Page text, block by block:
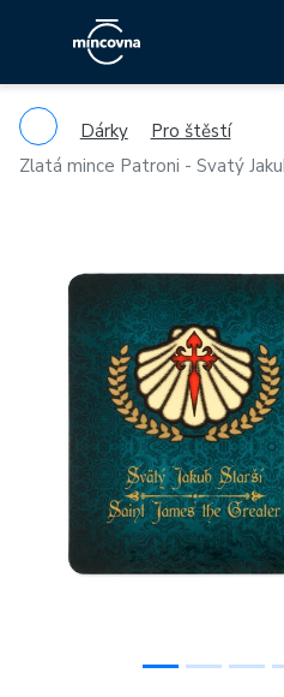
Dárky
Pro štěstí
Zlatá mince Patroni - Svatý